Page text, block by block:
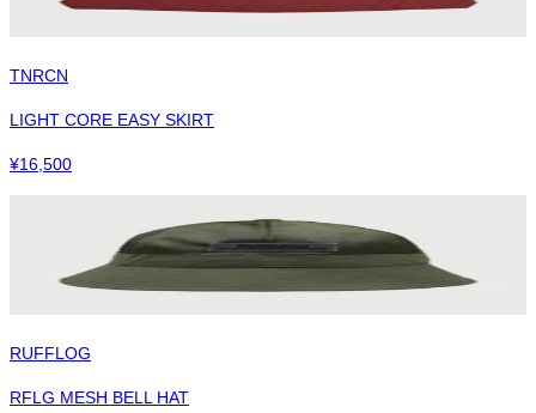
TNRCN
LIGHT CORE EASY SKIRT
¥16,500
RUFFLOG
RFLG MESH BELL HAT